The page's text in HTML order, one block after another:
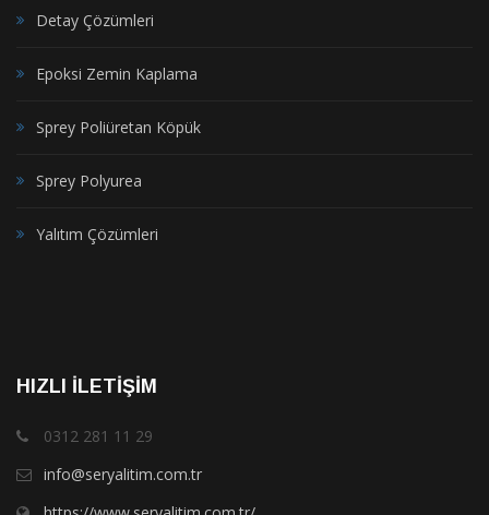
Detay Çözümleri
Epoksi Zemin Kaplama
Sprey Poliüretan Köpük
Sprey Polyurea
Yalıtım Çözümleri
HIZLI İLETIŞIM
0312 281 11 29
info@seryalitim.com.tr